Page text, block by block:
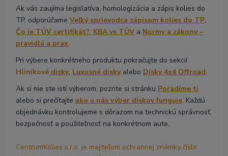
Ak vás zaujíma legislatíva, homologizácia a zápis kolies do
TP, odporúčameVeľký sprievodca zápisom kolies do TP,
Čo je TÜV certifikát?, KBA vs TÜV a Normy a zákony –
pravidlá a prax.
Pri výbere konkrétneho produktu pokračujte do sekcií
Hliníkové disky, Luxusné diskyalebo Disky 4x4 Offroad.
Ak si nie ste istí výberom, pozrite si stránku Poradíme ti
alebo si prečítajte ako u nás výber diskov funguje. Každú
objednávku kontrolujeme s dôrazom na technickú správnosť,
bezpečnosť a použiteľnosť na konkrétnom aute.
CentrumKolies s.r.o. je majiteľom ochrannej známky číslo